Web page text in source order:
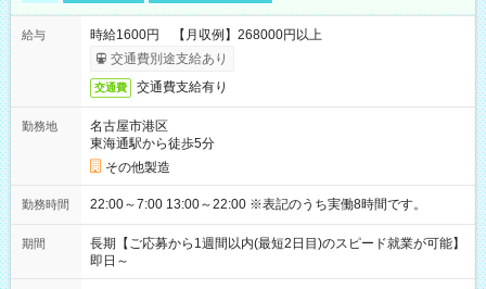
給与
時給1600円 【月収例】268000円以上
交通費別途支給あり
交通費 交通費支給有り
勤務地
名古屋市港区
東海通駅から徒歩5分
その他製造
勤務時間 22:00～7:00 13:00～22:00 ※表記のうち実働8時間です。
期間
長期【ご応募から1週間以内(最短2日目)のスピード就業が可能】
即日～